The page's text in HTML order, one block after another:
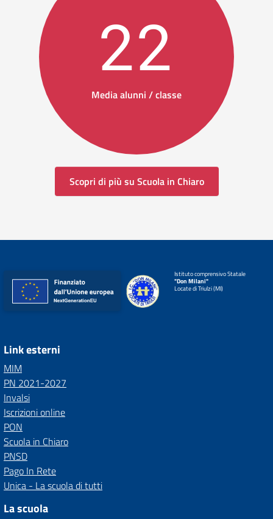
22
Media alunni / classe
Scopri di più su Scuola in Chiaro
Istituto comprensivo Statale
"Don Milani"
Locate di Triulzi (MI)
Link esterni
MIM
PN 2021-2027
Invalsi
Iscrizioni online
PON
Scuola in Chiaro
PNSD
Pago In Rete
Unica - La scuola di tutti
La scuola